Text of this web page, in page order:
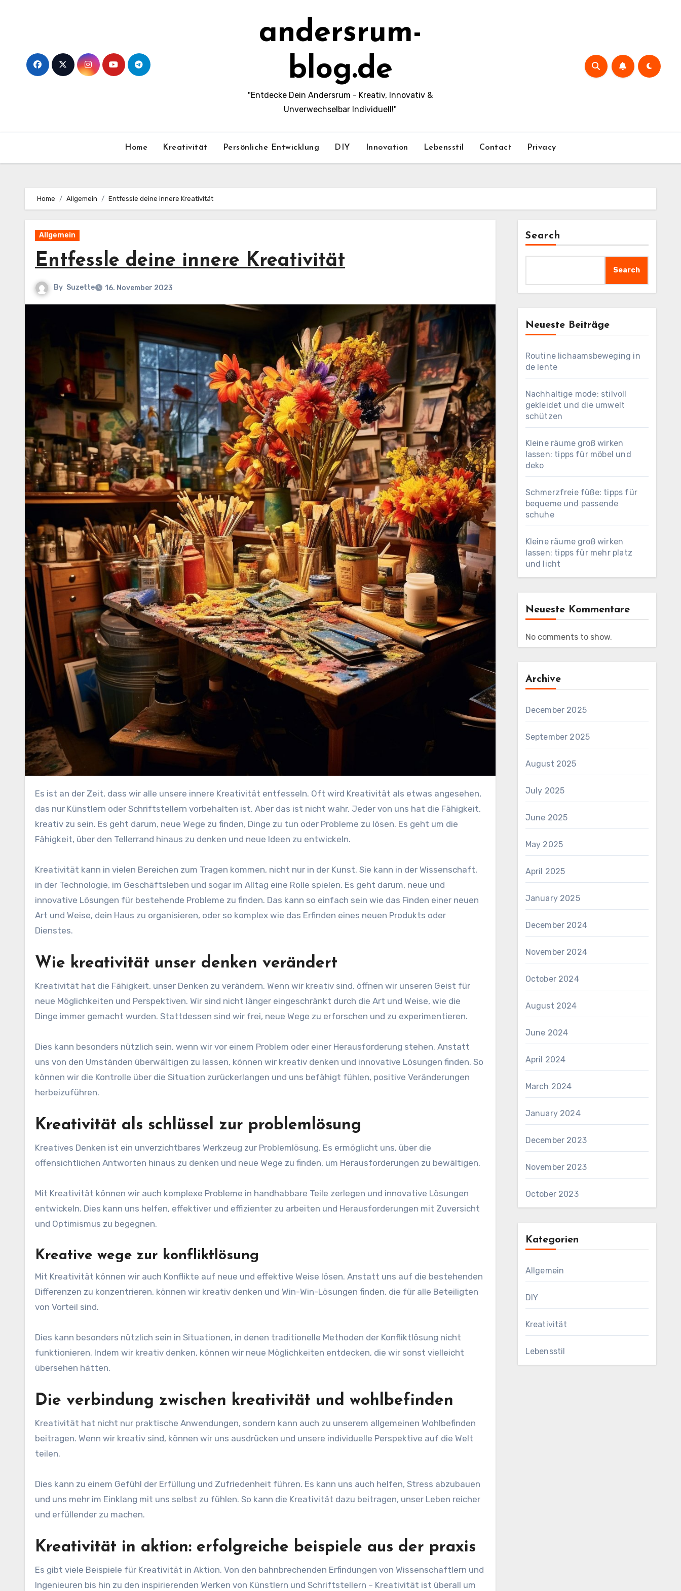
andersrum-
blog.de
"Entdecke Dein Andersrum - Kreativ, Innovativ &
Unverwechselbar Individuell!"
Home Kreativität Persönliche Entwicklung DIY Innovation Lebensstil Contact Privacy
Home Allgemein Entfessle deine innere Kreativität
Allgemein
Entfessle deine innere Kreativität
By Suzette 16. November 2023
Es ist an der Zeit, dass wir alle unsere innere Kreativität entfesseln. Oft wird Kreativität als etwas angesehen,
das nur Künstlern oder Schriftstellern vorbehalten ist. Aber das ist nicht wahr. Jeder von uns hat die Fähigkeit,
kreativ zu sein. Es geht darum, neue Wege zu finden, Dinge zu tun oder Probleme zu lösen. Es geht um die
Fähigkeit, über den Tellerrand hinaus zu denken und neue Ideen zu entwickeln.
Kreativität kann in vielen Bereichen zum Tragen kommen, nicht nur in der Kunst. Sie kann in der Wissenschaft,
in der Technologie, im Geschäftsleben und sogar im Alltag eine Rolle spielen. Es geht darum, neue und
innovative Lösungen für bestehende Probleme zu finden. Das kann so einfach sein wie das Finden einer neuen
Art und Weise, dein Haus zu organisieren, oder so komplex wie das Erfinden eines neuen Produkts oder
Dienstes.
Wie kreativität unser denken verändert
Kreativität hat die Fähigkeit, unser Denken zu verändern. Wenn wir kreativ sind, öffnen wir unseren Geist für
neue Möglichkeiten und Perspektiven. Wir sind nicht länger eingeschränkt durch die Art und Weise, wie die
Dinge immer gemacht wurden. Stattdessen sind wir frei, neue Wege zu erforschen und zu experimentieren.
Dies kann besonders nützlich sein, wenn wir vor einem Problem oder einer Herausforderung stehen. Anstatt
uns von den Umständen überwältigen zu lassen, können wir kreativ denken und innovative Lösungen finden. So
können wir die Kontrolle über die Situation zurückerlangen und uns befähigt fühlen, positive Veränderungen
herbeizuführen.
Kreativität als schlüssel zur problemlösung
Kreatives Denken ist ein unverzichtbares Werkzeug zur Problemlösung. Es ermöglicht uns, über die
offensichtlichen Antworten hinaus zu denken und neue Wege zu finden, um Herausforderungen zu bewältigen.
Mit Kreativität können wir auch komplexe Probleme in handhabbare Teile zerlegen und innovative Lösungen
entwickeln. Dies kann uns helfen, effektiver und effizienter zu arbeiten und Herausforderungen mit Zuversicht
und Optimismus zu begegnen.
Kreative wege zur konfliktlösung
Mit Kreativität können wir auch Konflikte auf neue und effektive Weise lösen. Anstatt uns auf die bestehenden
Differenzen zu konzentrieren, können wir kreativ denken und Win-Win-Lösungen finden, die für alle Beteiligten
von Vorteil sind.
Dies kann besonders nützlich sein in Situationen, in denen traditionelle Methoden der Konfliktlösung nicht
funktionieren. Indem wir kreativ denken, können wir neue Möglichkeiten entdecken, die wir sonst vielleicht
übersehen hätten.
Die verbindung zwischen kreativität und wohlbefinden
Kreativität hat nicht nur praktische Anwendungen, sondern kann auch zu unserem allgemeinen Wohlbefinden
beitragen. Wenn wir kreativ sind, können wir uns ausdrücken und unsere individuelle Perspektive auf die Welt
teilen.
Dies kann zu einem Gefühl der Erfüllung und Zufriedenheit führen. Es kann uns auch helfen, Stress abzubauen
und uns mehr im Einklang mit uns selbst zu fühlen. So kann die Kreativität dazu beitragen, unser Leben reicher
und erfüllender zu machen.
Kreativität in aktion: erfolgreiche beispiele aus der praxis
Es gibt viele Beispiele für Kreativität in Aktion. Von den bahnbrechenden Erfindungen von Wissenschaftlern und
Ingenieuren bis hin zu den inspirierenden Werken von Künstlern und Schriftstellern – Kreativität ist überall um
Search
Search
Neueste Beiträge
Routine lichaamsbeweging in
de lente
Nachhaltige mode: stilvoll
gekleidet und die umwelt
schützen
Kleine räume groß wirken
lassen: tipps für möbel und
deko
Schmerzfreie füße: tipps für
bequeme und passende
schuhe
Kleine räume groß wirken
lassen: tipps für mehr platz
und licht
Neueste Kommentare
No comments to show.
Archive
December 2025
September 2025
August 2025
July 2025
June 2025
May 2025
April 2025
January 2025
December 2024
November 2024
October 2024
August 2024
June 2024
April 2024
March 2024
January 2024
December 2023
November 2023
October 2023
Kategorien
Allgemein
DIY
Kreativität
Lebensstil